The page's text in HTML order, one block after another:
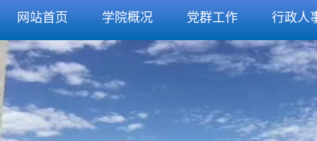
网站首页 学院概况
学院介绍
组织机构
特色优势
党群工作
党委工作
工会工作
行政人
人事招
信息发
检查通